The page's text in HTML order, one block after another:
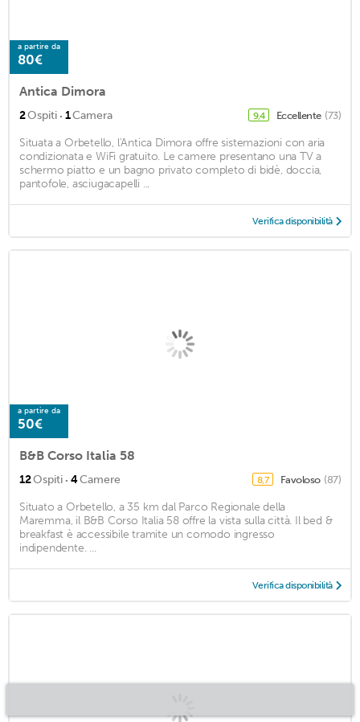
a partire da
80€
Antica Dimora
2Ospiti · 1Camera 9,4 Eccellente (73)
Situata a Orbetello, l'Antica Dimora offre sistemazioni con aria
condizionata e WiFi gratuito. Le camere presentano una TV a
schermo piatto e un bagno privato completo di bidè, doccia,
pantofole, asciugacapelli ...
Verifica disponibilità
a partire da
50€
B&B Corso Italia 58
12Ospiti · 4Camere 8,7 Favoloso (87)
Situato a Orbetello, a 35 km dal Parco Regionale della
Maremma, il B&B Corso Italia 58 offre la vista sulla città. Il bed &
breakfast è accessibile tramite un comodo ingresso
indipendente. ...
Verifica disponibilità